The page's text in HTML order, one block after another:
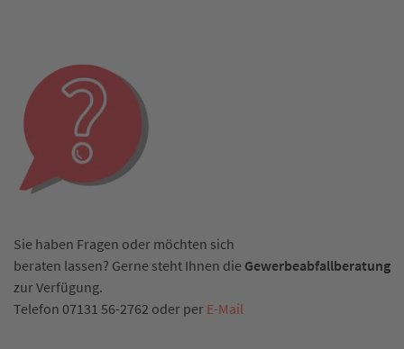
Sie haben Fragen oder möchten sich
beraten lassen? Gerne steht Ihnen die Gewerbeabfallberatung
zur Verfügung.
Telefon 07131 56-2762 oder per E-Mail